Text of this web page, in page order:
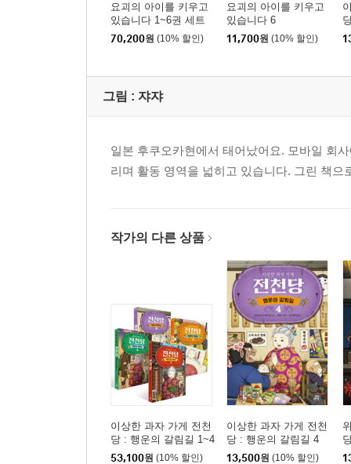
요괴의 아이를 키우고
있습니다 1~6권 세트
70,200원 (10% 할인)
요괴의 아이를 키우고
있습니다 6
11,700원 (10% 할인)
그림 : 쟈쟈
일본 후쿠오카현에서 태어났어요. 모바일 회
리며 활동 영역을 넓히고 있습니다. 그린 책
작가의 다른 상품
이상한 과자 가게 전천
당 : 행운의 갈림길 1~4
권 세트
53,100원 (10% 할인)
이상한 과자 가게 전천
당 : 행운의 갈림길 4
13,500원 (10% 할인)